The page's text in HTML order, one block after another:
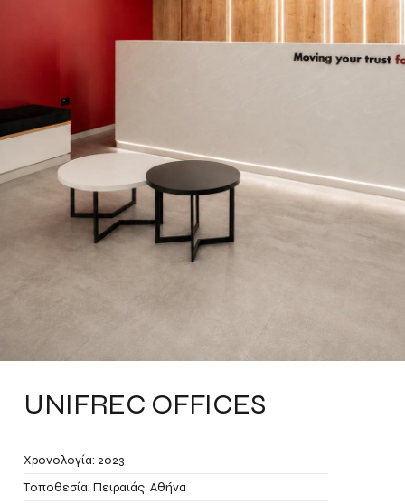
UNIFREC OFFICES
Χρονολογία: 2023
Τοποθεσία: Πειραιάς, Αθήνα